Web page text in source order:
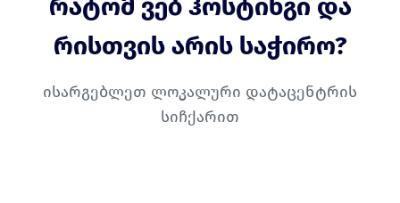
რატომ ვებ ჰოსტინგი და
რისთვის არის საჭირო?
ისარგებლეთ ლოკალური დატაცენტრის
სიჩქარით